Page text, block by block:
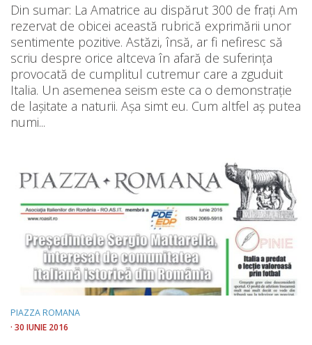
Din sumar: La Amatrice au dispărut 300 de frați Am
rezervat de obicei această rubrică exprimării unor
sentimente pozitive. Astăzi, însă, ar fi nefiresc să
scriu despre orice altceva în afară de suferinţa
provocată de cumplitul cutremur care a zguduit
Italia. Un asemenea seism este ca o demonstraţie
de lașitate a naturii. Așa simt eu. Cum altfel aș putea
numi...
PIAZZA ROMANA
· 30 IUNIE 2016